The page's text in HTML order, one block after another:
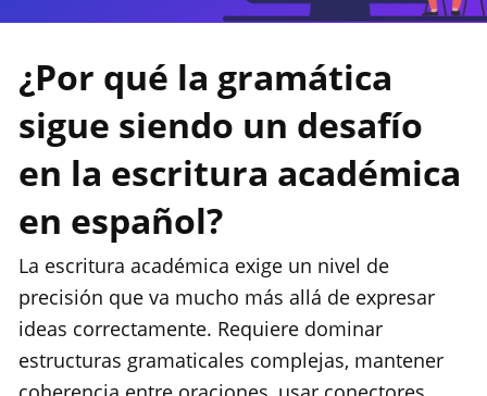
¿Por qué la gramática
sigue siendo un desafío
en la escritura académica
en español?
La escritura académica exige un nivel de
precisión que va mucho más allá de expresar
ideas correctamente. Requiere dominar
estructuras gramaticales complejas, mantener